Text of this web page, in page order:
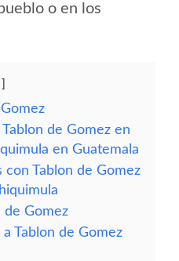
o en los
de Gomez en
en Guatemala
con Tablon de Gomez
de Gomez
a Tablon de Gomez